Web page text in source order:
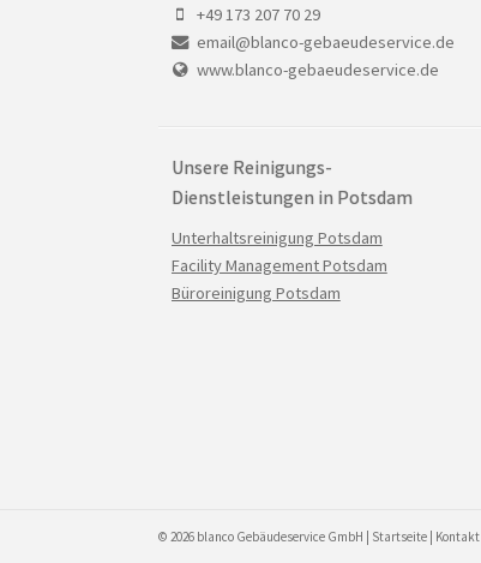
+49 173 207 70 29
email@blanco-gebaeudeservice.de
www.blanco-gebaeudeservice.de
Unsere Reinigungs-
Dienstleistungen in Potsdam
Navigation
überspringen
Unterhaltsreinigung Potsdam
Facility Management Potsdam
Büroreinigung Potsdam
© 2026 blanco Gebäudeservice GmbH | Startseite Kontakt